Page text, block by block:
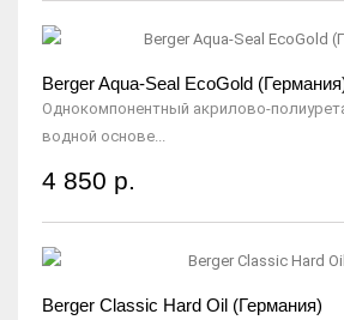
Berger Aqua-Seal EcoGold
Однокомпонентный акрилово-
водной основе...
4 850 р.
Berger Classic Hard Oil (Германия)